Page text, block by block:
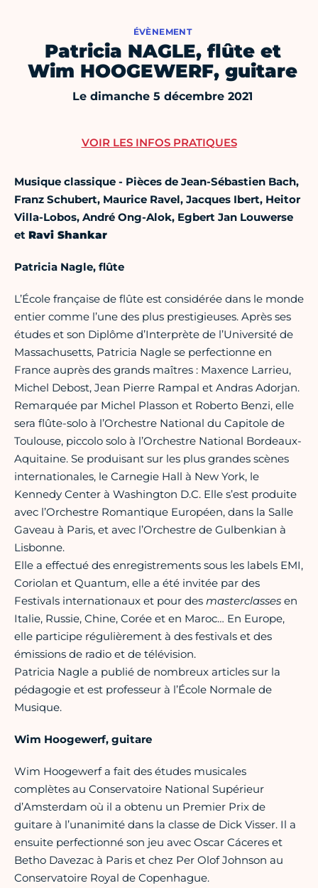
ÉVÈNEMENT
Patricia NAGLE, flûte et
Wim HOOGEWERF, guitare
Le dimanche 5 décembre 2021
Musique classique - Pièces de Jean-Sébastien Bach,
Franz Schubert, Maurice Ravel, Jacques Ibert, Heitor
Villa-Lobos, André Ong-Alok, Egbert Jan Louwerse
et Ravi Shankar
Patricia Nagle, flûte
L’École française de flûte est considérée dans le monde
entier comme l’une des plus prestigieuses. Après ses
études et son Diplôme d’Interprète de l’Université de
Massachusetts, Patricia Nagle se perfectionne en
France auprès des grands maîtres : Maxence Larrieu,
Michel Debost, Jean Pierre Rampal et Andras Adorjan.
Remarquée par Michel Plasson et Roberto Benzi, elle
sera flûte-solo à l’Orchestre National du Capitole de
Toulouse, piccolo solo à l’Orchestre National Bordeaux-
Aquitaine. Se produisant sur les plus grandes scènes
internationales, le Carnegie Hall à New York, le
Kennedy Center à Washington D.C. Elle s’est produite
avec l’Orchestre Romantique Européen, dans la Salle
Gaveau à Paris, et avec l’Orchestre de Gulbenkian à
Lisbonne.
Elle a effectué des enregistrements sous les labels EMI,
Coriolan et Quantum, elle a été invitée par des
Festivals internationaux et pour des masterclasses en
Italie, Russie, Chine, Corée et en Maroc… En Europe,
elle participe régulièrement à des festivals et des
émissions de radio et de télévision.
Patricia Nagle a publié de nombreux articles sur la
pédagogie et est professeur à l’École Normale de
Musique.
Wim Hoogewerf, guitare
Wim Hoogewerf a fait des études musicales
complètes au Conservatoire National Supérieur
d’Amsterdam où il a obtenu un Premier Prix de
guitare à l’unanimité dans la classe de Dick Visser. Il a
ensuite perfectionné son jeu avec Oscar Cáceres et
Betho Davezac à Paris et chez Per Olof Johnson au
Conservatoire Royal de Copenhague.
VOIR LES INFOS PRATIQUES